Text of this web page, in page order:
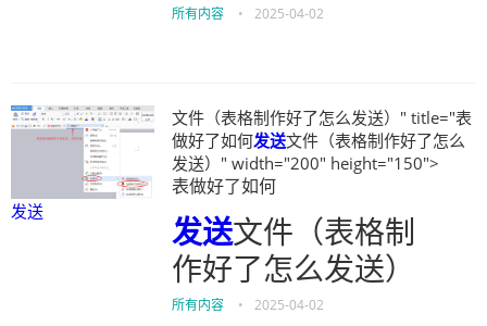
所有内容 • 2025-04-02
发送
文件（表格制作好了怎么发送）" title="表
做好了如何发送文件（表格制作好了怎么
发送）" width="200" height="150">
表做好了如何
发送文件（表格制
作好了怎么发送）
所有内容 • 2025-04-02